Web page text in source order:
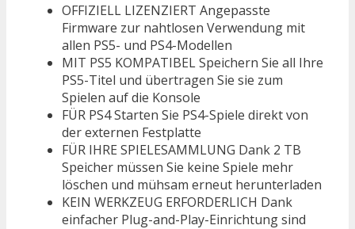
OFFIZIELL LIZENZIERT Angepasste
Firmware zur nahtlosen Verwendung mit
allen PS5- und PS4-Modellen
MIT PS5 KOMPATIBEL Speichern Sie all Ihre
PS5-Titel und übertragen Sie sie zum
Spielen auf die Konsole
FÜR PS4 Starten Sie PS4-Spiele direkt von
der externen Festplatte
FÜR IHRE SPIELESAMMLUNG Dank 2 TB
Speicher müssen Sie keine Spiele mehr
löschen und mühsam erneut herunterladen
KEIN WERKZEUG ERFORDERLICH Dank
einfacher Plug-and-Play-Einrichtung sind